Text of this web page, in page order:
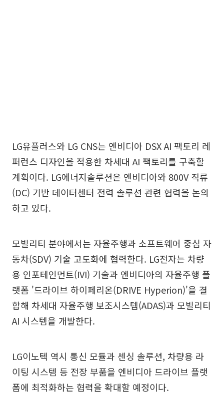
LG유플러스와 LG CNS는 엔비디아 DSX AI 팩토리 레
퍼런스 디자인을 적용한 차세대 AI 팩토리를 구축할
계획이다. LG에너지솔루션은 엔비디아와 800V 직류
(DC) 기반 데이터센터 전력 솔루션 관련 협력을 논의
하고 있다.
모빌리티 분야에서는 자율주행과 소프트웨어 중심 자
동차(SDV) 기술 고도화에 협력한다. LG전자는 차량
용 인포테인먼트(IVI) 기술과 엔비디아의 자율주행 플
랫폼 '드라이브 하이페리온(DRIVE Hyperion)'을 결
합해 차세대 자율주행 보조시스템(ADAS)과 모빌리티
AI 시스템을 개발한다.
LG이노텍 역시 통신 모듈과 센싱 솔루션, 차량용 라
이팅 시스템 등 전장 부품을 엔비디아 드라이브 플랫
폼에 최적화하는 협력을 확대할 예정이다.